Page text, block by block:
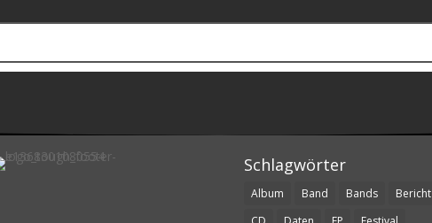
Schlagwörter
Album Band Bands
Bericht